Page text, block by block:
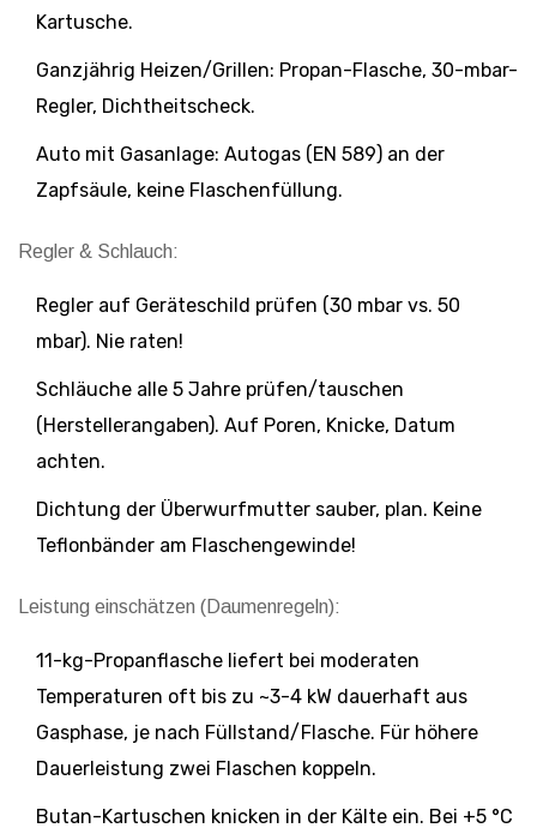
Kartusche.
Ganzjährig Heizen/Grillen: Propan-Flasche, 30-mbar-
Regler, Dichtheitscheck.
Auto mit Gasanlage: Autogas (EN 589) an der
Zapfsäule, keine Flaschenfüllung.
Regler & Schlauch:
Regler auf Geräteschild prüfen (30 mbar vs. 50
mbar). Nie raten!
Schläuche alle 5 Jahre prüfen/tauschen
(Herstellerangaben). Auf Poren, Knicke, Datum
achten.
Dichtung der Überwurfmutter sauber, plan. Keine
Teflonbänder am Flaschengewinde!
Leistung einschätzen (Daumenregeln):
11-kg-Propanflasche liefert bei moderaten
Temperaturen oft bis zu ~3-4 kW dauerhaft aus
Gasphase, je nach Füllstand/Flasche. Für höhere
Dauerleistung zwei Flaschen koppeln.
Butan-Kartuschen knicken in der Kälte ein. Bei +5 °C